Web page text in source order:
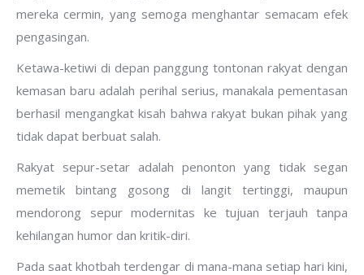
mereka cermin, yang semoga menghantar semacam efek
pengasingan.
Ketawa-ketiwi di depan panggung tontonan rakyat dengan
kemasan baru adalah perihal serius, manakala pementasan
berhasil mengangkat kisah bahwa rakyat bukan pihak yang
tidak dapat berbuat salah.
Rakyat sepur-setar adalah penonton yang tidak segan
memetik bintang gosong di langit tertinggi, maupun
mendorong sepur modernitas ke tujuan terjauh tanpa
kehilangan humor dan kritik-diri.
Pada saat khotbah terdengar di mana-mana setiap hari kini,